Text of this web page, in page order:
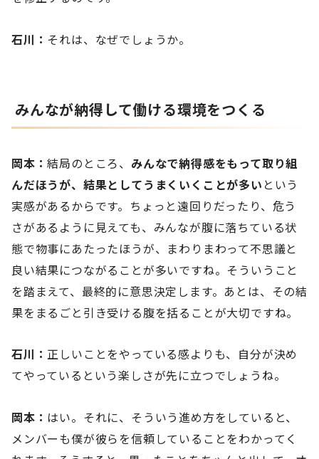
石川： それは、なぜでしょうか。
みんなが納得して働ける環境をつくる
岡本：結局のところ、 みんなで納得感をもって取り組
んだほうが、結果としてうまくいくことが多い という
実感があるからです。ちょっと遠回りだったり、危う
さがあるように見えても、みんなが腹に落ちている状
態で物事にあたったほうが、まわりまわって不思議と
良い結果につながることが多いですね。そういうこと
を踏まえて、最終的に意思決定します。あとは、その結
果をまるごと引き受ける腹を括ることが大切ですね。
石川：正しいことをやっている感よりも、自分が決め
てやっているという楽しさが先に立つでしょうね。
岡本： はい。それに、そういう進め方をしていると、
メンバーも僕が彼らを信頼していることをわかってく